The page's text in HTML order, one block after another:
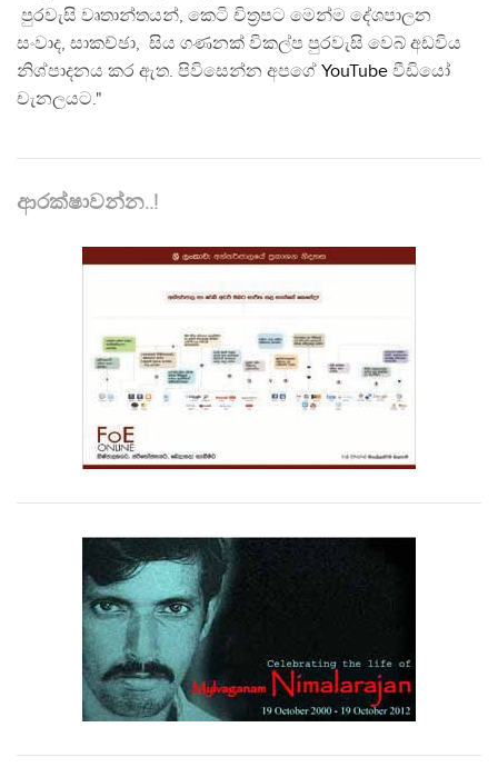
පුරවැසි වෘතාන්තයන්, කෙටි චිත්‍රපට මෙන්ම දේශපාලන
සංවාද, සාකච්ඡා, සිය ගණනක් විකල්ප පුරවැසි වෙබ් අඩවිය
නිශ්පාදනය කර ඇත. පිවිසෙන්න අපගේ YouTube වීඩියෝ
චැනලයට."
ආරක්ෂාවන්න..!